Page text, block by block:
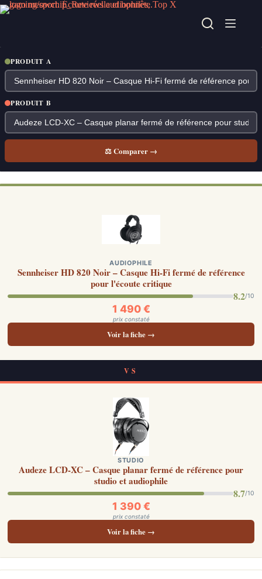
Passer
au
PRODUIT A
PRODUIT B
⚖ Comparer →
AUDIOPHILE
Sennheiser HD 820 Noir – Casque Hi-Fi fermé de référence
pour l'écoute critique
8.2/10
1 490 €
prix constaté
Voir la fiche →
VS
STUDIO
Audeze LCD-XC – Casque planar fermé de référence pour
studio et audiophile
8.7/10
1 390 €
prix constaté
Voir la fiche →